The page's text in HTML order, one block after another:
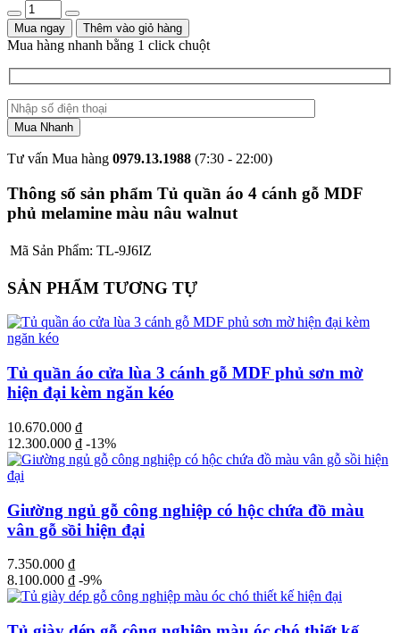
Mua ngay Thêm vào giỏ hàng
Mua hàng nhanh bằng 1 click chuột
Tư vấn Mua hàng 0979.13.1988 (7:30 - 22:00)
Thông số sản phẩm Tủ quần áo 4 cánh gỗ MDF
phủ melamine màu nâu walnut
Mã Sản Phẩm: TL-9J6IZ
SẢN PHẨM TƯƠNG TỰ
Tủ quần áo cửa lùa 3 cánh gỗ MDF phủ sơn mờ
hiện đại kèm ngăn kéo
10.670.000 ₫
12.300.000 ₫ -13%
Giường ngủ gỗ công nghiệp có hộc chứa đồ màu
vân gỗ sồi hiện đại
7.350.000 ₫
8.100.000 ₫ -9%